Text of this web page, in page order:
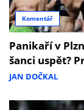
Komentář
Panikaří v
šanci uspět?
JAN DOČKAL